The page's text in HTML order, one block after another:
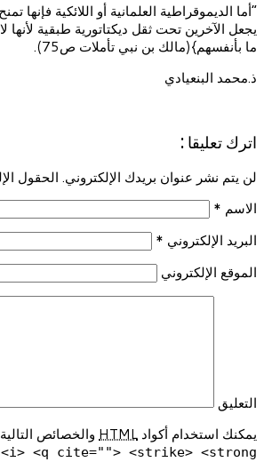
“أما الديموقراطية العلمانية أو اللائكية
يجعل الآخرين تحت ثقل ديكتاتورية طبقية
ما بأنفسهم}(مالك بن نبي تأملات ص75).
ذ.محمد البنعيادي
اترك تعليقا :
لن يتم نشر عنوان بريدك الإلكتروني. الحقول
الاسم *
البريد الإلكتروني *
الموقع الإلكتروني
التعليق
يمكنك استخدام أكواد HTML والخصائص
<i> <q cite=""> <strike> <strong>